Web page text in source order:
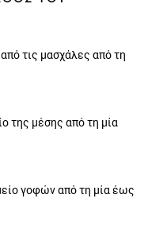
μασχάλες από τη μια
μέσης από τη μία έως
γοφών από τη μία έως την